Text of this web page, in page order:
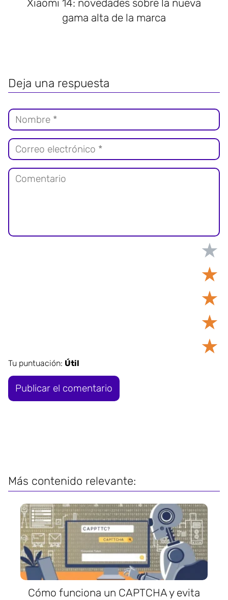
Xiaomi 14: novedades sobre la nueva
gama alta de la marca
Deja una respuesta
★
★
★
★
★
Tu puntuación: Útil
Más contenido relevante:
Cómo funciona un CAPTCHA y evita